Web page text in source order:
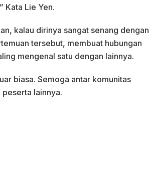
Kata Lie Yen.
kalau dirinya sangat senang dengan
tersebut, membuat hubungan
mengenal satu dengan lainnya.
biasa. Semoga antar komunitas
lainnya.